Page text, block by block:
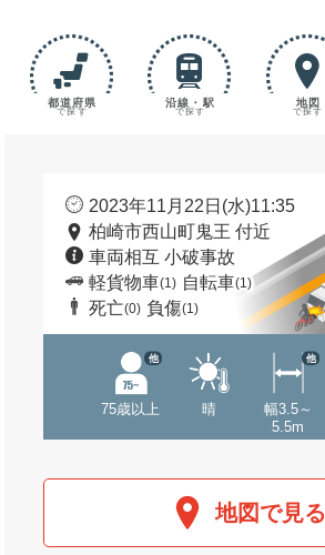
都道府県
で探す
沿線・駅
で探す
地図
で探す
2023年11月22日(水)11:35
柏崎市西山町鬼王 付近
車両相互 小破事故
軽貨物車(1) 自転車(1)
死亡(0) 負傷(1)
75歳以上
他
晴
幅3.5～
5.5m
他
地図で見る